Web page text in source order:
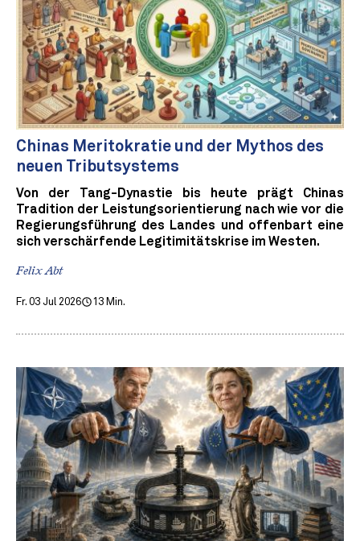
Chinas Meritokratie und der Mythos des
neuen Tributsystems
Von der Tang-Dynastie bis heute prägt Chinas
Tradition der Leistungsorientierung nach wie vor die
Regierungsführung des Landes und offenbart eine
sich verschärfende Legitimitätskrise im Westen.
Felix Abt
Fr. 03 Jul 2026 13 Min.